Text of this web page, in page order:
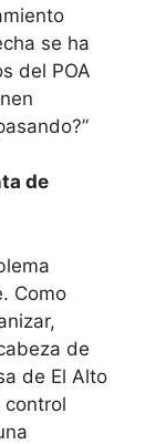
se ha
del POA
de
Como
de
de El Alto
control